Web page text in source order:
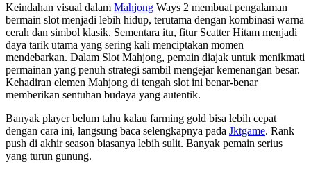
Keindahan visual dalam Mahjong Ways 2 membuat pengalaman
bermain slot menjadi lebih hidup, terutama dengan kombinasi warna
cerah dan simbol klasik. Sementara itu, fitur Scatter Hitam menjadi
daya tarik utama yang sering kali menciptakan momen
mendebarkan. Dalam Slot Mahjong, pemain diajak untuk menikmati
permainan yang penuh strategi sambil mengejar kemenangan besar.
Kehadiran elemen Mahjong di tengah slot ini benar-benar
memberikan sentuhan budaya yang autentik.
Banyak player belum tahu kalau farming gold bisa lebih cepat
dengan cara ini, langsung baca selengkapnya pada Jktgame. Rank
push di akhir season biasanya lebih sulit. Banyak pemain serius
yang turun gunung.